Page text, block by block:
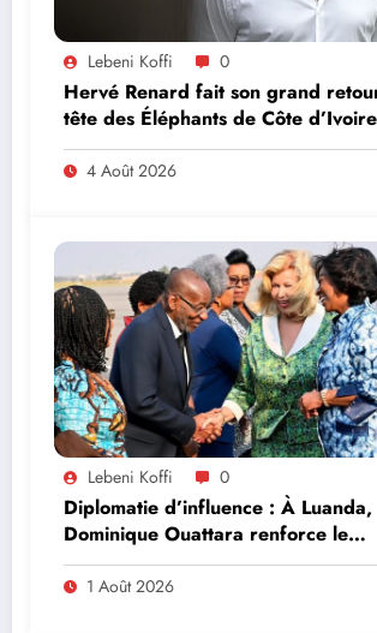
Lebeni Koffi 0
Hervé Renard fait son grand
tête des Éléphants de Côte d’Ivoire
4 Août 2026
Lebeni Koffi 0
Diplomatie d’influence : À Luanda,
Dominique Ouattara renforce le
leadership solidaire de la Côte
Afrique
1 Août 2026